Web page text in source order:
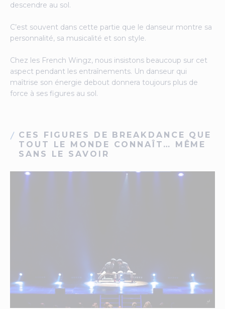
descendre au sol.
C’est souvent dans cette partie que le danseur montre sa
personnalité, sa musicalité et son style.
Chez les French Wingz, nous insistons beaucoup sur cet
aspect pendant les entraînements. Un danseur qui
maîtrise son énergie debout donnera toujours plus de
force à ses figures au sol.
CES FIGURES DE BREAKDANCE QUE
TOUT LE MONDE CONNAÎT… MÊME
SANS LE SAVOIR